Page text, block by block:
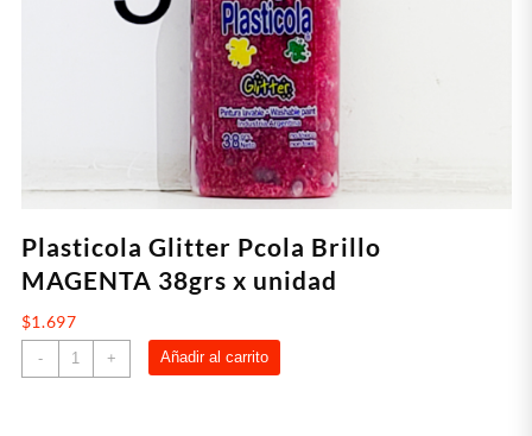
Plasticola Glitter Pcola Brillo
MAGENTA 38grs x unidad
$1.697
-
Plasticola
Glitter
+ Añadir al carrito